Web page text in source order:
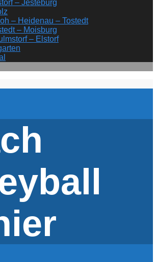
– Jesteburg
– Heidenau – Tostedt
– Moisburg
– Elstorf